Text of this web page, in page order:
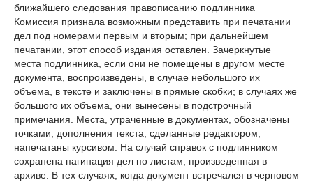
ближайшего следования правописанию подлинника
Комиссия признала возможным представить при печатании
дел под номерами первым и вторым; при дальнейшем
печатании, этот способ издания оставлен. Зачеркнутые
места подлинника, если они не помещены в другом месте
документа, воспроизведены, в случае небольшого их
объема, в тексте и заключены в прямые скобки; в случаях же
большого их объема, они вынесены в подстрочный
примечания. Места, утраченные в документах, обозначены
точками; дополнения текста, сделанные редактором,
напечатаны курсивом. На случай справок с подлинником
сохранена пагинация дел по листам, произведенная в
архиве. В тех случаях, когда документ встречался в черновом